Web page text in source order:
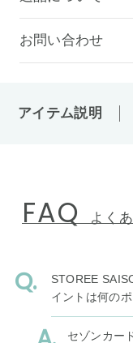
お問い合わせ
アイテム説明
FAQ よく
STOREE
イントは何の
セゾンカー